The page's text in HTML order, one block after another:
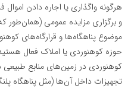
هرگونه واگذاری یا اجاره دادن
موضوع پناهگاه‌ها و قرارگاه‌های
حوزه کوهنوردی یا املاک فعال
کوهنوردی در زمین‌های منابع
تجهیزات داخل آن‌ها (مثل پناهگاه